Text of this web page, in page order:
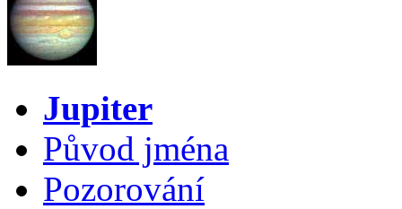
Jupiter
Původ jména
Pozorování